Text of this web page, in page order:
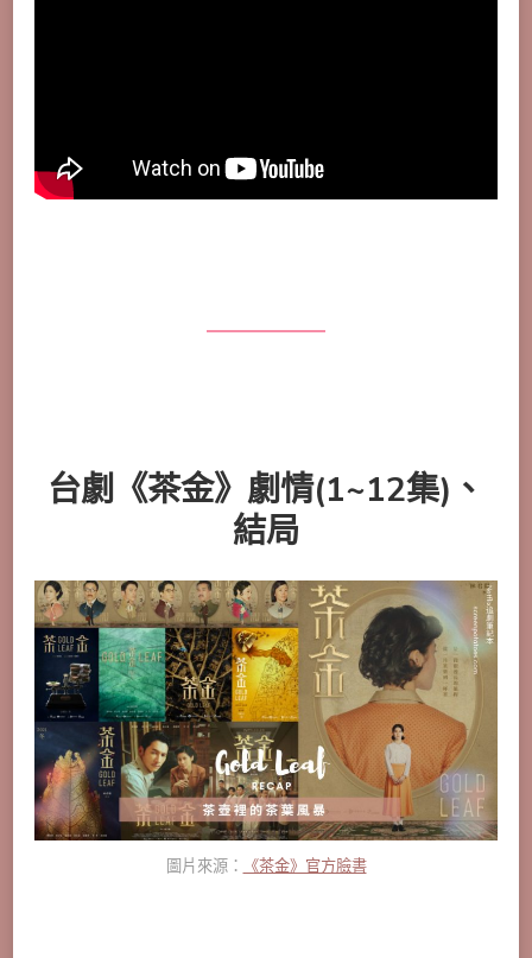
台劇《茶金》劇情(1~12集)、
結局
圖片來源： 《茶金》官方臉書